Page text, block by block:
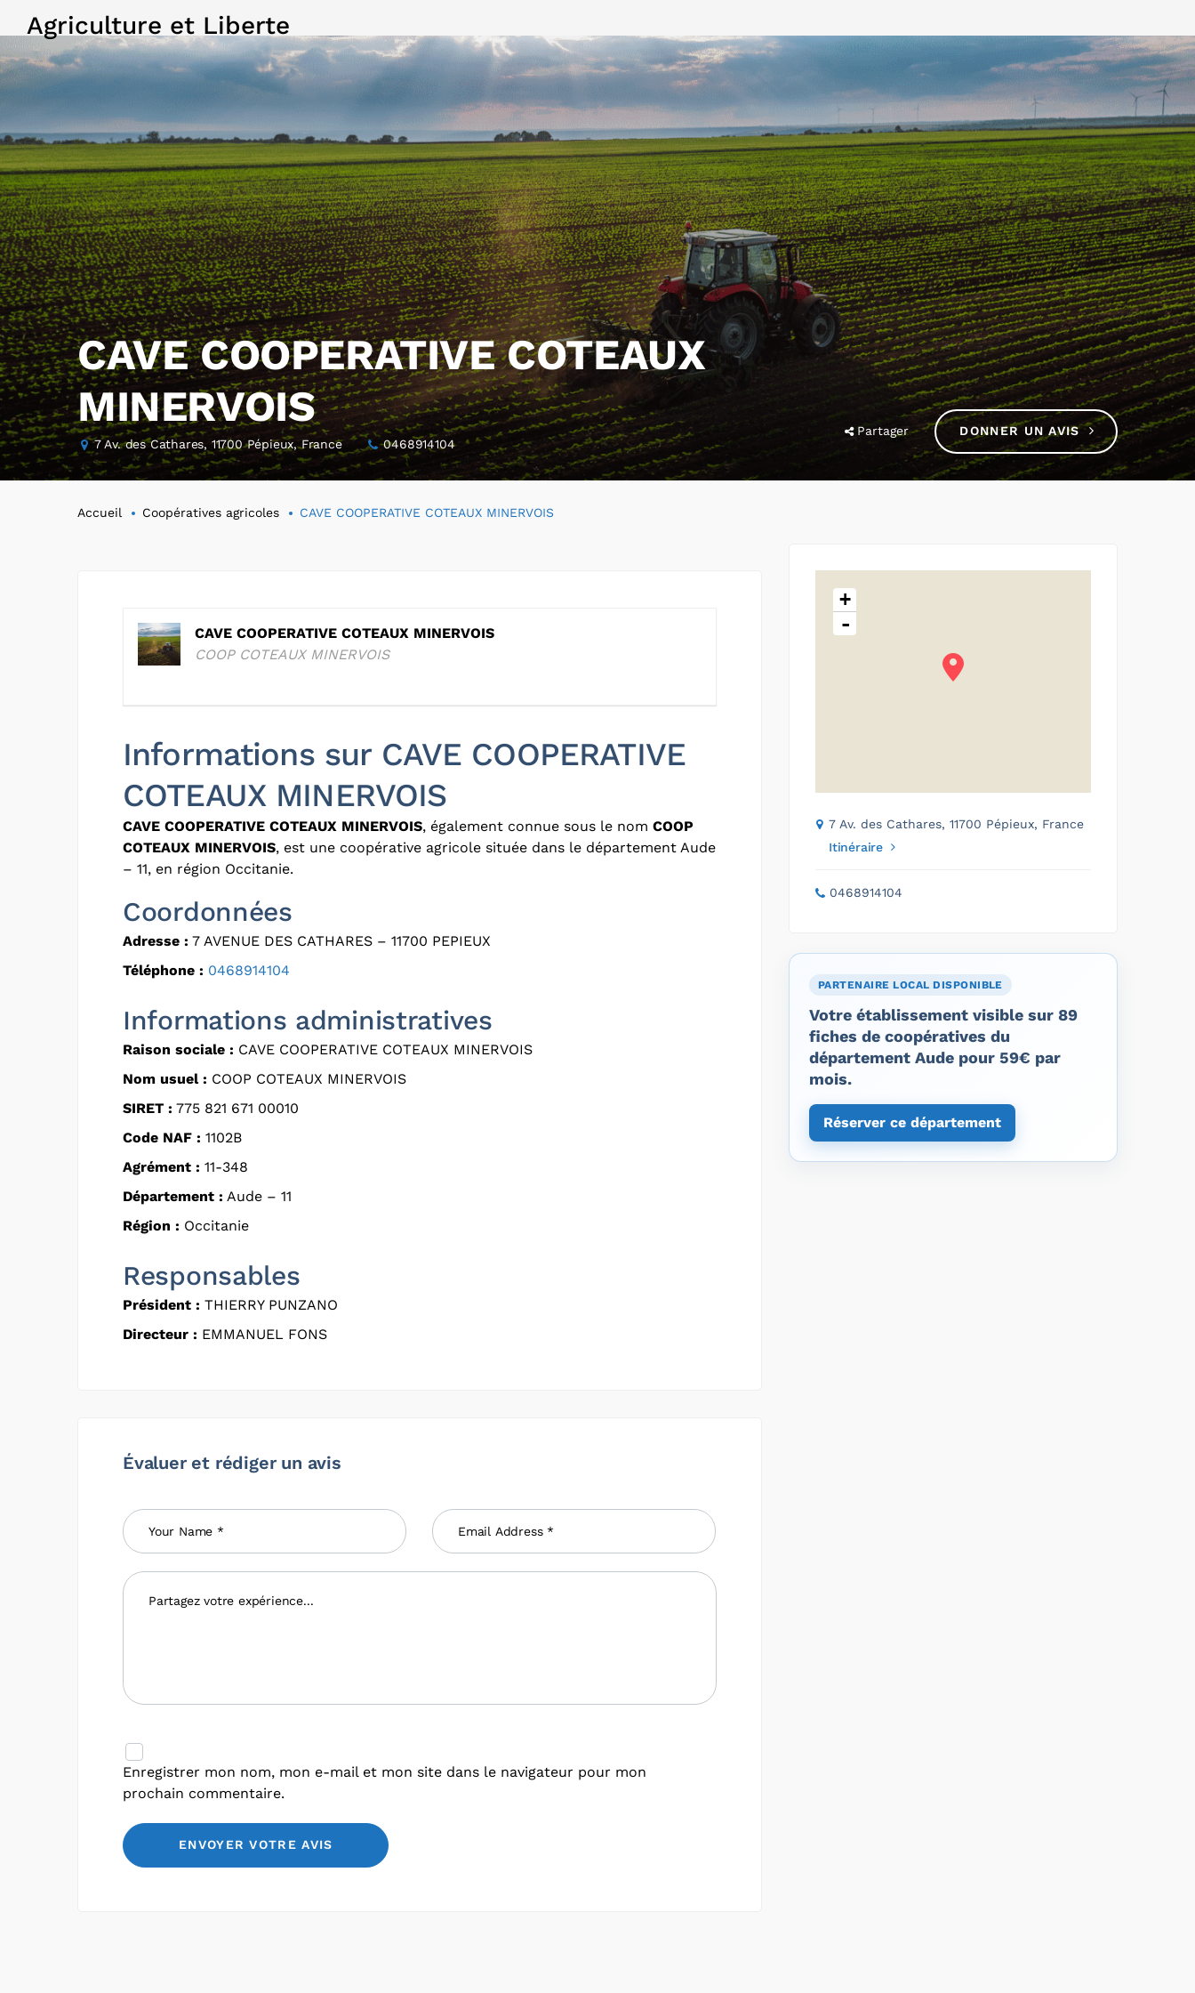
Agriculture et Liberte
CAVE COOPERATIVE COTEAUX
MINERVOIS
7 Av. des Cathares, 11700 Pépieux, France 0468914104
Partager DONNER UN AVIS
Accueil Coopératives agricoles CAVE COOPERATIVE COTEAUX MINERVOIS
CAVE COOPERATIVE COTEAUX MINERVOIS
COOP COTEAUX MINERVOIS
Informations sur CAVE COOPERATIVE
COTEAUX MINERVOIS
CAVE COOPERATIVE COTEAUX MINERVOIS, également connue sous le nom COOP
COTEAUX MINERVOIS, est une coopérative agricole située dans le département Aude
– 11, en région Occitanie.
Coordonnées
Adresse : 7 AVENUE DES CATHARES – 11700 PEPIEUX
Téléphone : 0468914104
Informations administratives
Raison sociale : CAVE COOPERATIVE COTEAUX MINERVOIS
Nom usuel : COOP COTEAUX MINERVOIS
SIRET : 775 821 671 00010
Code NAF : 1102B
Agrément : 11-348
Département : Aude – 11
Région : Occitanie
Responsables
Président : THIERRY PUNZANO
Directeur : EMMANUEL FONS
Évaluer et rédiger un avis
Enregistrer mon nom, mon e-mail et mon site dans le navigateur pour mon
prochain commentaire.
+
-
7 Av. des Cathares, 11700 Pépieux, France
Itinéraire
0468914104
PARTENAIRE LOCAL DISPONIBLE
Votre établissement visible sur 89
fiches de coopératives du
département Aude pour 59€ par
mois.
Réserver ce département